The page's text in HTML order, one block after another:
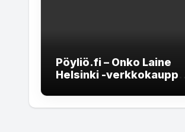
Pöyliö.fi – Onko Laine
Helsinki -verkkokauppa